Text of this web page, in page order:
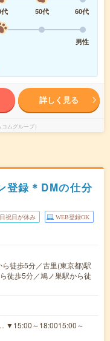
50代
60代
男性
詳しく見る
ムグループ）
登録＊DMの仕分
祝日が休み WEB登録OK
徒歩5分／古里(東京都)駅
徒歩5分／鳩ノ巣駅から徒
▼15:00～18:0015:00～